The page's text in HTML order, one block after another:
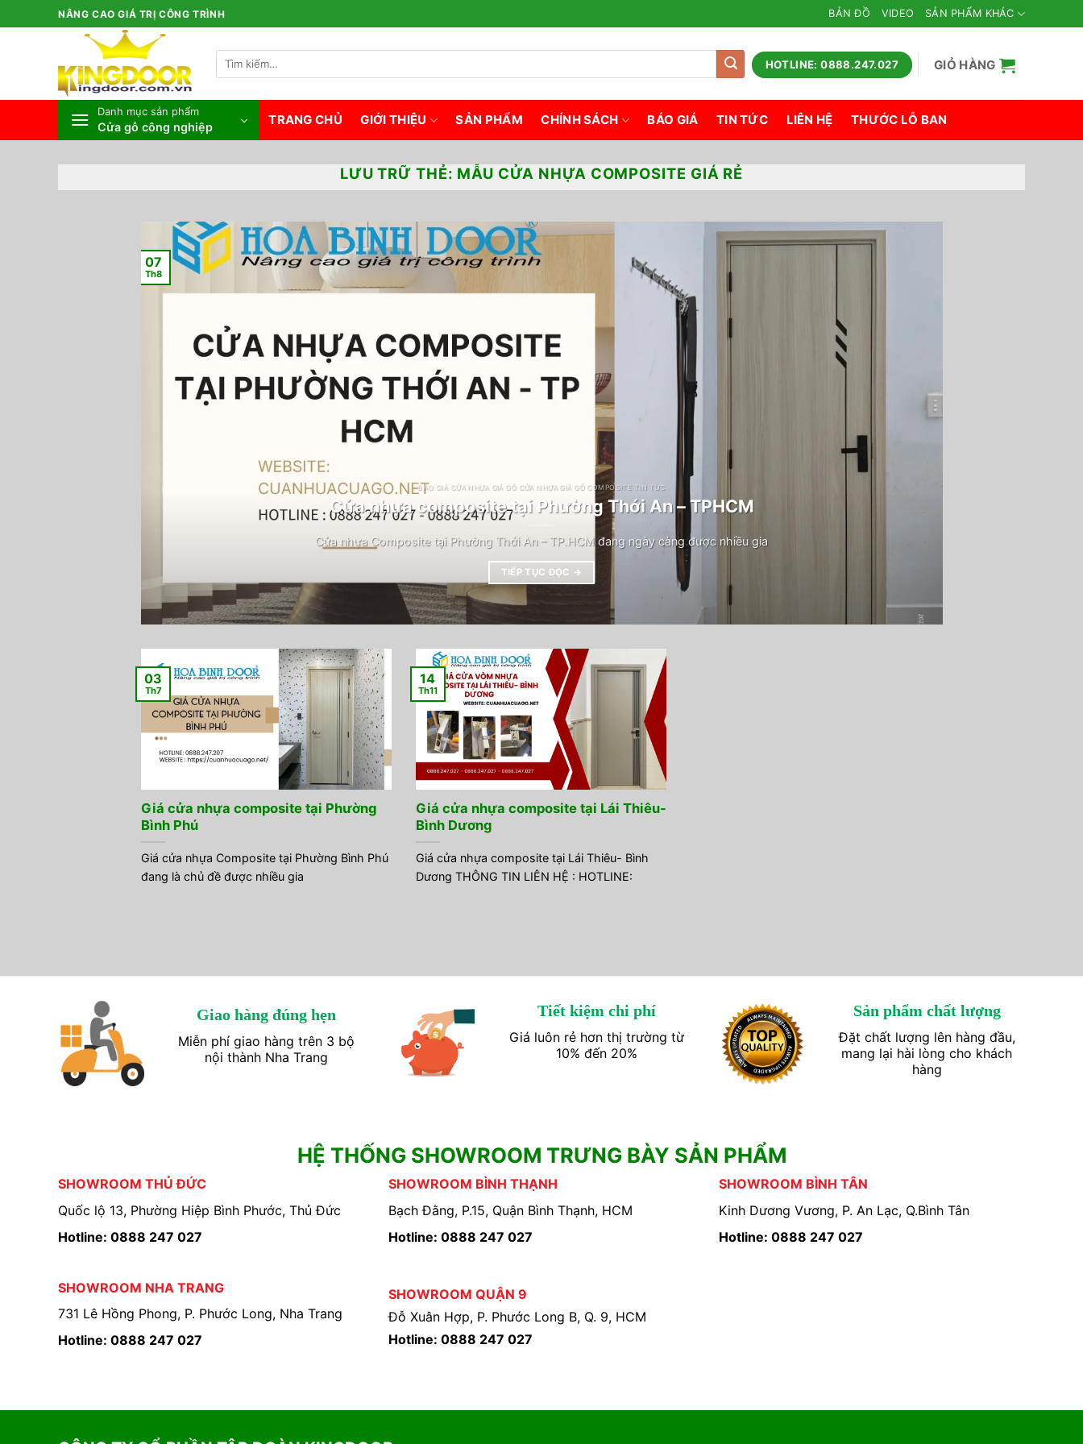
qua
NÂNG CAO GIÁ TRỊ CÔNG TRÌNH BẢN ĐỒ VIDEO SẢN PHẨM KHÁC
Tìm
kiếm:
HOTLINE: 0888.247.027 GIỎ HÀNG
Danh mục sản phẩm
Cửa gỗ công nghiệp TRANG CHỦ GIỚI THIỆU SẢN PHẨM CHÍNH SÁCH BÁO GIÁ TIN TỨC LIÊN HỆ THƯỚC LỖ BAN
LƯU TRỮ THẺ: MẪU CỬA NHỰA COMPOSITE GIÁ RẺ
BÁO GIÁ CỬA NHỰA GIẢ GỖ CỬA NHỰA GIẢ GỖ COMPOSITE TIN TỨC
Cửa nhựa composite tại Phường Thới An – TPHCM
Cửa nhựa Composite tại Phường Thới An – TP.HCM đang ngày càng được nhiều gia
TIẾP TỤC ĐỌC →
07
Th8
Giá cửa nhựa composite tại Phường
Bình Phú
Giá cửa nhựa Composite tại Phường Bình Phú
đang là chủ đề được nhiều gia
03
Th7
Giá cửa nhựa composite tại Lái Thiêu-
Bình Dương
Giá cửa nhựa composite tại Lái Thiêu- Bình
Dương THÔNG TIN LIÊN HỆ : HOTLINE:
14
Th11
Giao hàng đúng hẹn
Miễn phí giao hàng trên 3 bộ
nội thành Nha Trang
Tiết kiệm chi phí
Giá luôn rẻ hơn thị trường từ
10% đến 20%
Sản phẩm chất lượng
Đặt chất lượng lên hàng đầu,
mang lại hài lòng cho khách
hàng
HỆ THỐNG SHOWROOM TRƯNG BÀY SẢN PHẨM
SHOWROOM THỦ ĐỨC
Quốc lộ 13, Phường Hiệp Bình Phước, Thủ Đức
Hotline: 0888 247 027
SHOWROOM BÌNH THẠNH
Bạch Đằng, P.15, Quận Bình Thạnh, HCM
Hotline: 0888 247 027
SHOWROOM BÌNH TÂN
Kinh Dương Vương, P. An Lạc, Q.Bình Tân
Hotline: 0888 247 027
SHOWROOM NHA TRANG
731 Lê Hồng Phong, P. Phước Long, Nha Trang
Hotline: 0888 247 027
SHOWROOM QUẬN 9
Đỗ Xuân Hợp, P. Phước Long B, Q. 9, HCM
Hotline: 0888 247 027